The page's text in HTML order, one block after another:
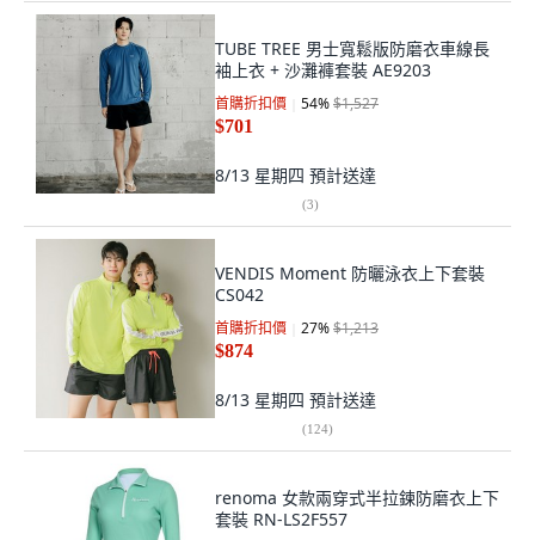
TUBE TREE 男士寬鬆版防磨衣車線長
袖上衣 + 沙灘褲套裝 AE9203
首購折扣價 54%$1,527
$701
8/13 星期四 預計送達
(3)
VENDIS Moment 防曬泳衣上下套裝
CS042
首購折扣價 27%$1,213
$874
8/13 星期四 預計送達
(124)
renoma 女款兩穿式半拉鍊防磨衣上下
套裝 RN-LS2F557